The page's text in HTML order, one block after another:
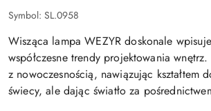
Symbol: SL.0958
Wisząca lampa WEZYR doskonale
współczesne trendy projektowania
z nowoczesnością, nawiązując kształtem
świecy, ale dając światło za